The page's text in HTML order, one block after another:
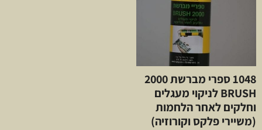
1048 ספרי מברשת 2000
BRUSH לניקוי מעגלים
וחלקים לאחר הלחמות
(משיירי פלקס וקורוזיה)